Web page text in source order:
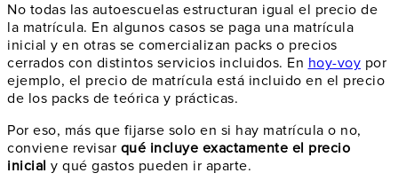
No todas las autoescuelas estructuran igual el precio de
la matrícula. En algunos casos se paga una matrícula
inicial y en otras se comercializan packs o precios
cerrados con distintos servicios incluidos. En hoy-voy por
ejemplo, el precio de matrícula está incluido en el precio
de los packs de teórica y prácticas.
Por eso, más que fijarse solo en si hay matrícula o no,
conviene revisar qué incluye exactamente el precio
inicial y qué gastos pueden ir aparte.